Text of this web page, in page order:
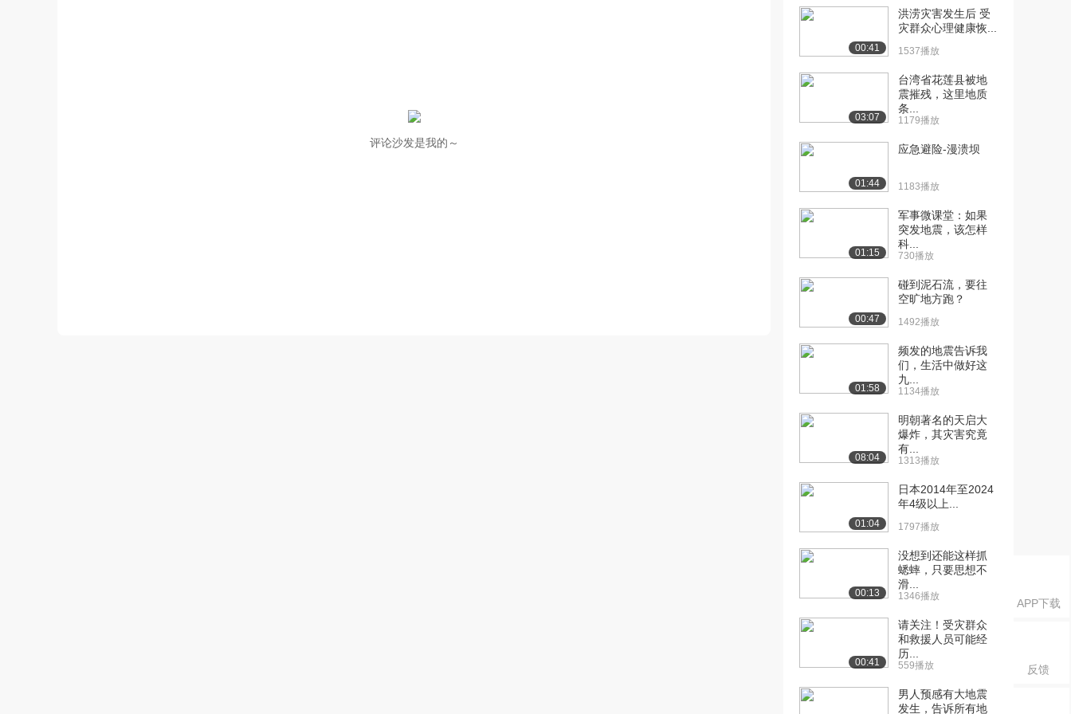
APP下载
反馈
评论沙发是我的～
1702播放
[12] 地质图的由来和读图
2.2万播放
[13] 地质图的由来和读图
1876播放
[14] 地质图的由来和读图
方法（下）
2864播放
00:41
洪涝灾害发生后 受
灾群众心理健康恢...
1537播放
03:07
台湾省花莲县被地
震摧残，这里地质
条...
1179播放
01:44
应急避险-漫溃坝
1183播放
01:15
军事微课堂：如果
突发地震，该怎样
科...
730播放
00:47
碰到泥石流，要往
空旷地方跑？
1492播放
01:58
频发的地震告诉我
们，生活中做好这
九...
1134播放
08:04
明朝著名的天启大
爆炸，其灾害究竟
有...
1313播放
01:04
日本2014年至2024
年4级以上...
1797播放
00:13
没想到还能这样抓
蟋蟀，只要思想不
滑...
1346播放
00:41
请关注！受灾群众
和救援人员可能经
历...
559播放
男人预感有大地震
发生，告诉所有地